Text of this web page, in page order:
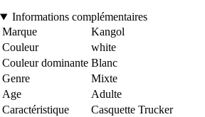
Informations complémentaires
Marque
Kangol
Couleur
white
Couleur dominante Blanc
Genre
Mixte
Age
Adulte
Caractéristique
Casquette Trucker